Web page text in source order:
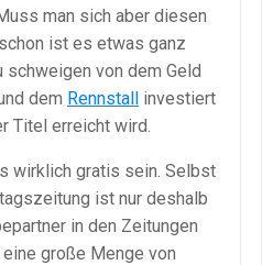
man sich aber diesen
ist es etwas ganz
schweigen von dem Geld
dem Rennstall investiert
Titel erreicht wird.
wirklich gratis sein. Selbst
ist nur deshalb
in den Zeitungen
große Menge von